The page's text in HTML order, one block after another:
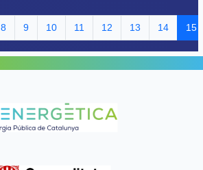
8 9 10 11 12 13 14 15